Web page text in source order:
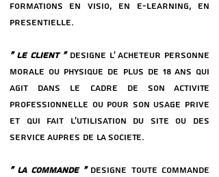
FORMATIONS EN VISIO, EN E-LEARNING, EN
PReSENTIELLE.
« LE CLIENT » DeSIGNE L’ ACHETEUR PERSONNE
MORALE OU PHYSIQUE DE PLUS DE 18 ANS QUI
AGIT DANS LE CADRE DE SON ACTIVITe
PROFESSIONNELLE OU POUR SON USAGE PRIVe
ET QUI FAIT L’UTILISATION DU SITE OU DES
SERVICE AUPReS DE LA SOCIeTe.
« LA COMMANDE » DeSIGNE TOUTE COMMANDE